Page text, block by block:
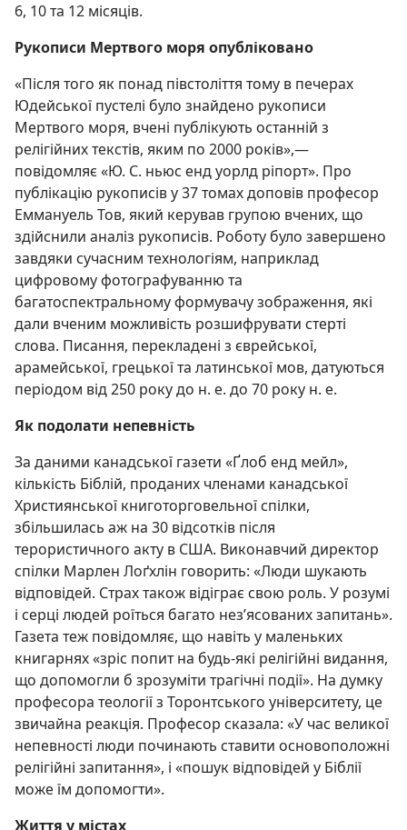
6, 10 та 12 місяців.
Рукописи Мертвого моря опубліковано
«Після того як понад півстоліття тому в печерах
Юдейської пустелі було знайдено рукописи
Мертвого моря, вчені публікують останній з
релігійних текстів, яким по 2000 років»,—
повідомляє «Ю. С. ньюс енд уорлд ріпорт». Про
публікацію рукописів у 37 томах доповів професор
Еммануель Тов, який керував групою вчених, що
здійснили аналіз рукописів. Роботу було завершено
завдяки сучасним технологіям, наприклад
цифровому фотографуванню та
багатоспектральному формувачу зображення, які
дали вченим можливість розшифрувати стерті
слова. Писання, перекладені з єврейської,
арамейської, грецької та латинської мов, датуються
періодом від 250 року до н. е. до 70 року н. е.
Як подолати непевність
За даними канадської газети «Ґлоб енд мейл»,
кількість Біблій, проданих членами канадської
Християнської книготорговельної спілки,
збільшилась аж на 30 відсотків після
терористичного акту в США. Виконавчий директор
спілки Марлен Лоґхлін говорить: «Люди шукають
відповідей. Страх також відіграє свою роль. У розумі
і серці людей роїться багато нез’ясованих запитань».
Газета теж повідомляє, що навіть у маленьких
книгарнях «зріс попит на будь-які релігійні видання,
що допомогли б зрозуміти трагічні події». На думку
професора теології з Торонтського університету, це
звичайна реакція. Професор сказала: «У час великої
непевності люди починають ставити основоположні
релігійні запитання», і «пошук відповідей у Біблії
може їм допомогти».
Життя у містах